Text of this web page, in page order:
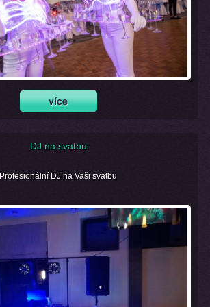
DJ na svatbu
Profesionální DJ na Vaši svatbu